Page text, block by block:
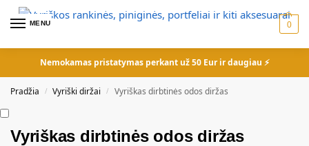
MENU 0
Nemokamas pristatymas perkant už 50 Eur ir daugiau ⚡
Pradžia / Vyriški diržai / Vyriškas dirbtinės odos diržas
Vyriškas dirbtinės odos diržas